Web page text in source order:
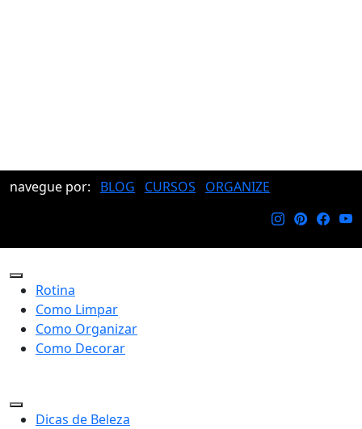
navegue por: BLOG CURSOS ORGANIZE
Rotina
Como Limpar
Como Organizar
Como Decorar
Dicas de Beleza